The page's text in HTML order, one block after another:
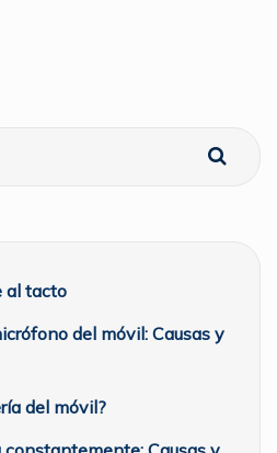
al tacto
del móvil: Causas y
del móvil?